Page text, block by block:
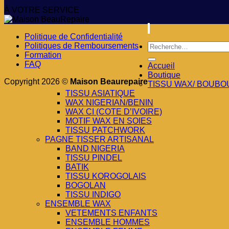
À VOTRE SERVICE
Politique de Confidentialité
Politiques de Remboursements
Formation
FAQ
Copyright 2026 © Maison Beaurepaire
Recherche
pour :
Accueil
Boutique
TISSU WAX/
TISSU ASIATIQUE
WAX NIGERIAN/BENIN
WAX CI (COTE D’IVOIRE)
MOTIF WAX EN SOIES
TISSU PATCHWORK
PAGNE TISSER ARTISANAL
BAND NIGERIA
TISSU PINDEL
BATIK
TISSU KOROGOLAIS
BOGOLAN
TISSU INDIGO
ENSEMBLE WAX
VETEMENTS ENFANTS
ENSEMBLE HOMMES